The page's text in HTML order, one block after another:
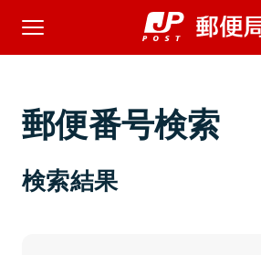
郵便番号検索
検索結果